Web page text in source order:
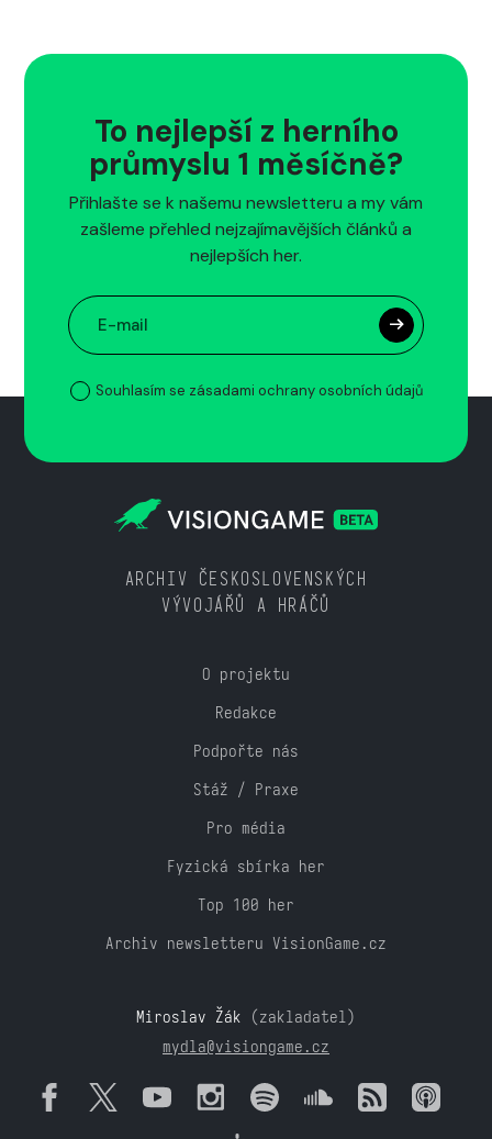
To nejlepší z herního
průmyslu 1 měsíčně?
Přihlašte se k našemu newsletteru a my vám
zašleme přehled nejzajímavějších článků a
nejlepších her.
Souhlasím se zásadami ochrany osobních údajů
ARCHIV ČESKOSLOVENSKÝCH
VÝVOJÁŘŮ A HRÁČŮ
O projektu
Redakce
Podpořte nás
Stáž / Praxe
Pro média
Fyzická sbírka her
Top 100 her
Archiv newsletteru VisionGame.cz
Miroslav Žák (zakladatel)
mydla@visiongame.cz